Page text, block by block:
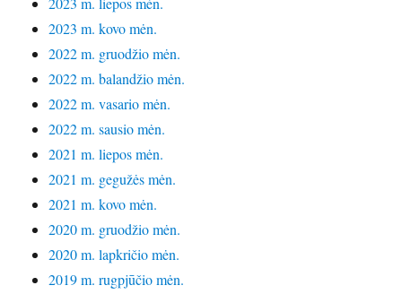
2023 m. kovo mėn.
2022 m. gruodžio mėn.
2022 m. balandžio mėn.
2022 m. vasario mėn.
2022 m. sausio mėn.
2021 m. liepos mėn.
2021 m. gegužės mėn.
2021 m. kovo mėn.
2020 m. gruodžio mėn.
2020 m. lapkričio mėn.
2019 m. rugpjūčio mėn.